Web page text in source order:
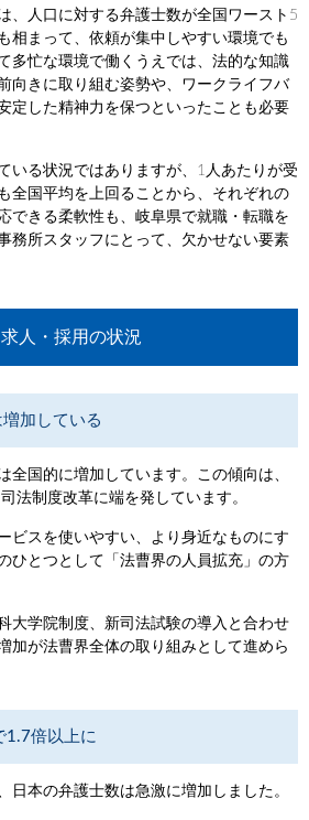
、人口に対する弁護士数が全国ワースト5
相まって、依頼が集中しやすい環境でも
多忙な環境で働くうえでは、法的な知識
向きに取り組む姿勢や、ワークライフバ
定した精神力を保つといったことも必要
いる状況ではありますが、1人あたりが受
全国平均を上回ることから、それぞれの
できる柔軟性も、岐阜県で就職・転職を
務所スタッフにとって、欠かせない要素
人・採用の状況
加している
全国的に増加しています。この傾向は、
法制度改革に端を発しています。
ビスを使いやすい、より身近なものにす
ひとつとして「法曹界の人員拡充」の方
大学院制度、新司法試験の導入と合わせ
加が法曹界全体の取り組みとして進めら
1.7倍以上に
日本の弁護士数は急激に増加しました。